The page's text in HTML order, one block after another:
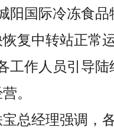
阳国际冷冻食
复中转站正常运
工作人员引导
。
总经理强调，